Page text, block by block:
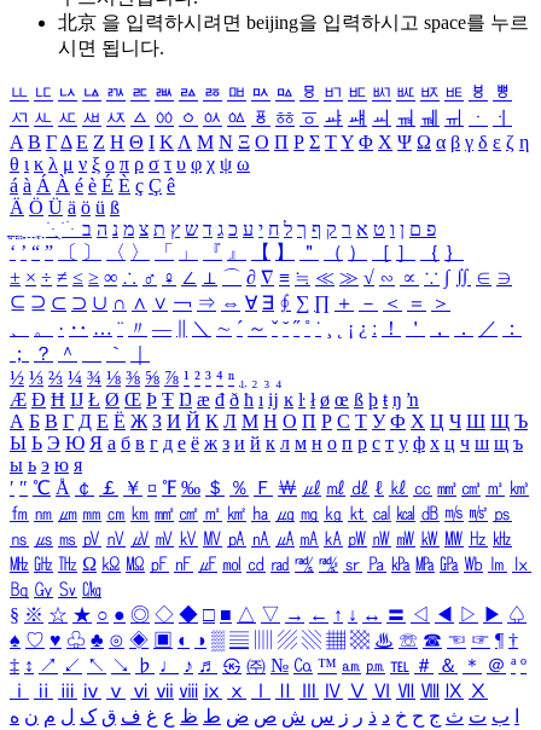
北京 을 입력하시려면 beijing을 입력하시고 space를 누르
시면 됩니다.
ㅥ ㅦ ㅧ ㅨ ㅩ ㅪ ㅫ ㅬ ㅭ ㅮ ㅯ ㅰ ㅱ ㅲ ㅳ ㅴ ㅵ ㅶ ㅷ ㅸ
ㅹ
ㅺ ㅻ ㅼ ㅽ ㅾ ㅿ ㆀ ㆁ ㆂ ㆃ ㆄ ㆅ ㆆ ㆇ ㆈ ㆉ ㆊ ㆋ ㆌ ㆍ
ㆎ
Α Β ΓΔ Ε Ζ Η Θ Ι ΚΛ Μ Ν Ξ Ο Π Ρ Σ ΤΥ Φ Χ Ψ Ω α β γ δ ε ζ η
θ ι κ λ μ ν ξ ο π ρ σ τ υ φ χ ψ ω
á à Á À é è É È ç Ç ê
Ä Ö Ü ä ö ü ß
ִֶֹ ֻּ ׁׂ פ ם ן ו ט א ר ק ף ך ל ח י ע כ ג ד ש ץ ת צ מ נ ה ב
‘ ’ “ ” 〔 〕 〈 〉 「 」 『 』 【 】 ＂ （ ） ［ ］ ｛ ｝
± × ÷ ≠ ≤ ≥ ∞ ∴ ♂ ♀ ∠ ⊥ ⌒ ∂ ∇ ≡ ≒ ≪ ≫ √ ∽ ∝ ∵ ∫ ∬ ∈ ∋
⊆ ⊇ ⊂ ⊃ ∪ ∩ ∧ ∨ ￢ ⇒ ⇔ ∀ ∃ ∮ ∑ ∏ ＋ － ＜ ＝
＞
、
。 · ‥ … ¨ 〃 ― ＼ ∼ ´ ～ ˇ ˘ ˝ ˚ ˙ ¸ ¡ ¿ ː ！ ＇ ， ． ／
：
；
？ ＾ ｀
½ ⅓ ⅔ ¼ ¾ ⅛ ⅜ ⅝ ⅞ ¹ ² ³ ⁴ ⁿ ₁ ₂ ₃ ₄
Æ Ð Ħ Ĳ Ł Ø Œ Þ Ŧ Ŋ æ đ ð ħ ı ĳ ĸ ŀ ł ø œ ß þ ŧ ŋ ŉ
А Б В Г Д Е Ё Ж З И Й К Л М Н О П Р С Т У Ф Х Ц Ч Ш Щ Ъ
Ы Ь Э Ю Я а б в г д е ё ж з и й к л м н о п р с т у ф х ц ч ш щ ъ
ы ь э ю я
′ ″ ℃ Å ￠ ￡ ￥ ¤ ℉ ‰ ＄ ％ Ｆ ￦ ㎕ ㎖ ㎗ ℓ ㎘ ㏄ ㎣ ㎤ ㎥ ㎦
㎙ ㎚ ㎛ ㎜ ㎝ ㎞ ㎟ ㎠ ㎡ ㎢ ㏊ ㎍ ㎎ ㎏ ㏏ ㎈ ㎉ ㏈ ㎧ ㎨ ㎰
㎱ ㎲ ㎳ ㎴ ㎵ ㎶ ㎷ ㎸ ㎹ ㎀ ㎁ ㎂ ㎃ ㎄ ㎺ ㎻ ㎽ ㎾ ㎿ ㎐ ㎑
㎒ ㎓ ㎔ Ω ㏀ ㏁ ㎊ ㎋ ㎌ ㏖ ㏅ ㎭ ㎮ ㎯ ㏛ ㎩ ㎪ ㎫ ㎬ ㏝ ㏐
㏓
㏃ ㏉ ㏜ ㏆
§ ※ ☆ ★ ○ ● ◎ ◇ ◆ □ ■ △ ▽ → ← ↑ ↓ ↔ 〓 ◁ ◀ ▷ ▶ ♤
♠ ♡ ♥ ♧ ♣ ⊙ ◈ ▣ ◐ ◑ ▒ ▤ ▨ ▧ ▦ ▩ ♨ ☏ ☎ ☜ ☞ ¶ †
‡ ↕ ↗ ↙ ↖ ↘ ♭ ♩ ♪ ♬ ㉿ ㈜ № ㏇ ™ ㏂ ㏘ ℡ ＃ ＆ ＊ ＠ ª º
ⅰ
ⅱ ⅲ ⅳ ⅴ ⅵ ⅶ ⅷ ⅸ ⅹ Ⅳ Ⅴ Ⅵ Ⅶ Ⅷ Ⅸ Ⅹ
ب ت ث ج ح خ د ذ ر ز س ش ص ض ط ظ ع غ ف ق ک ل م ن ه